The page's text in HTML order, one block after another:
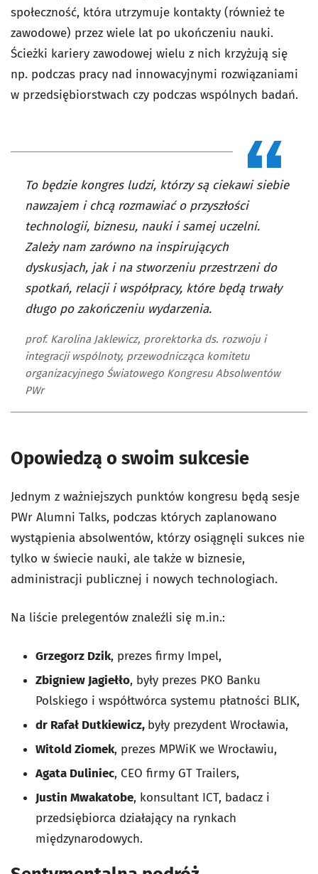
społeczność, która utrzymuje kontakty (również te
zawodowe) przez wiele lat po ukończeniu nauki.
Ścieżki kariery zawodowej wielu z nich krzyżują się
np. podczas pracy nad innowacyjnymi rozwiązaniami
w przedsiębiorstwach czy podczas wspólnych badań.
To będzie kongres ludzi, którzy są ciekawi siebie
nawzajem i chcą rozmawiać o przyszłości
technologii, biznesu, nauki i samej uczelni.
Zależy nam zarówno na inspirujących
dyskusjach, jak i na stworzeniu przestrzeni do
spotkań, relacji i współpracy, które będą trwały
długo po zakończeniu wydarzenia.
prof. Karolina Jaklewicz, prorektorka ds. rozwoju i
integracji wspólnoty, przewodnicząca komitetu
organizacyjnego Światowego Kongresu Absolwentów
PWr
Opowiedzą o swoim sukcesie
Jednym z ważniejszych punktów kongresu będą sesje
PWr Alumni Talks, podczas których zaplanowano
wystąpienia absolwentów, którzy osiągnęli sukces nie
tylko w świecie nauki, ale także w biznesie,
administracji publicznej i nowych technologiach.
Na liście prelegentów znaleźli się m.in.:
Grzegorz Dzik, prezes firmy Impel,
Zbigniew Jagiełło, były prezes PKO Banku
Polskiego i współtwórca systemu płatności BLIK,
dr Rafał Dutkiewicz, były prezydent Wrocławia,
Witold Ziomek, prezes MPWiK we Wrocławiu,
Agata Duliniec, CEO firmy GT Trailers,
Justin Mwakatobe, konsultant ICT, badacz i
przedsiębiorca działający na rynkach
międzynarodowych.